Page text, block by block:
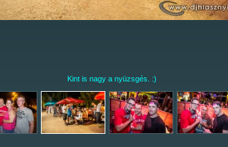
Kint is nagy a nyüzsgés. :)